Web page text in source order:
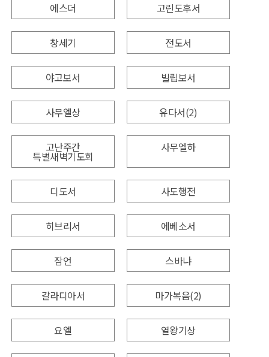
에스더 고린도후서
창세기 전도서
야고보서 빌립보서
사무엘상 유다서(2)
고난주간
특별새벽기도회
사무엘하
디도서 사도행전
히브리서 에베소서
잠언 스바냐
갈라디아서 마가복음(2)
요엘 열왕기상